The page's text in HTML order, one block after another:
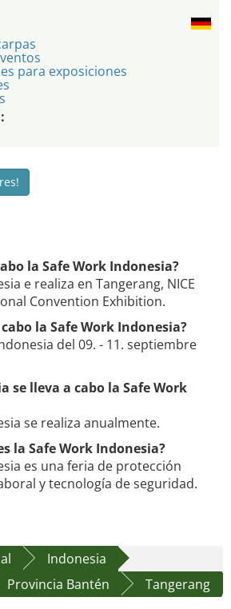
para exposiciones
la Safe Work Indonesia?
e realiza en Tangerang, NICE
Convention Exhibition.
la Safe Work Indonesia?
del 09. - 11. septiembre
se lleva a cabo la Safe Work
se realiza anualmente.
la Safe Work Indonesia?
es una feria de protección
y tecnología de seguridad.
Indonesia
Provincia Bantén Tangerang